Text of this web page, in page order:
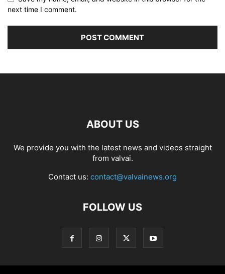
next time I comment.
ABOUT US
We provide you with the latest news and videos straight
from valvai.
Contact us: contact@valvainews.org
FOLLOW US